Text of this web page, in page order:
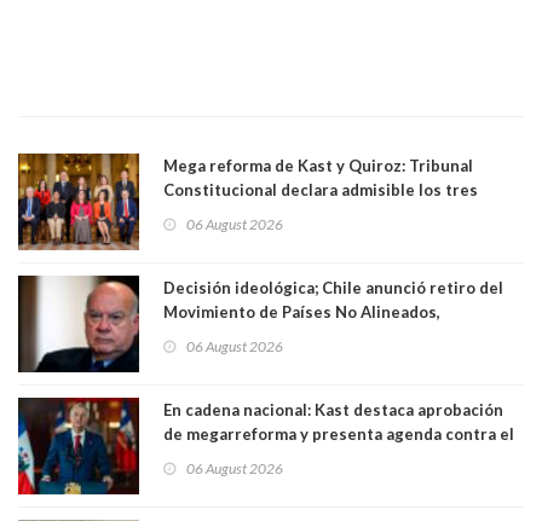
Mega reforma de Kast y Quiroz: Tribunal
Constitucional declara admisible los tres
06 August 2026
Decisión ideológica; Chile anunció retiro del
Movimiento de Países No Alineados,
1971. Excanciller Insulza lamentó decisión
06 August 2026
En cadena nacional: Kast destaca aprobación
de megarreforma y presenta agenda contra el
06 August 2026